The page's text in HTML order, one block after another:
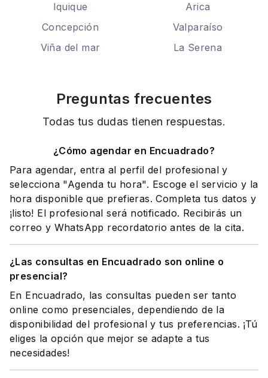
Iquique
Arica
Concepción
Valparaíso
Viña del mar
La Serena
Preguntas frecuentes
Todas tus dudas tienen respuestas.
¿Cómo agendar en Encuadrado?
Para agendar, entra al perfil del profesional y
selecciona "Agenda tu hora". Escoge el servicio y la
hora disponible que prefieras. Completa tus datos y
¡listo! El profesional será notificado. Recibirás un
correo y WhatsApp recordatorio antes de la cita.
¿Las consultas en Encuadrado son online o
presencial?
En Encuadrado, las consultas pueden ser tanto
online como presenciales, dependiendo de la
disponibilidad del profesional y tus preferencias. ¡Tú
eliges la opción que mejor se adapte a tus
necesidades!